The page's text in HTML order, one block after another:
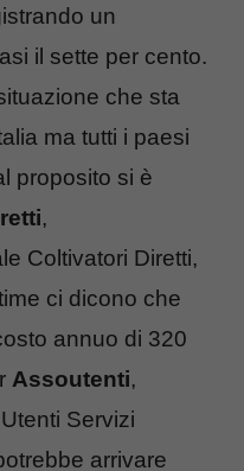
un
il sette per cento.
che sta
ma tutti i paesi
proposito si è
,
Coltivatori Diretti,
ci dicono che
annuo di 320
Assoutenti,
Servizi
arrivare